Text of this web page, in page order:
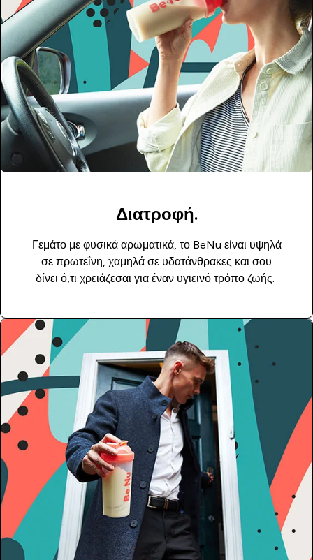
Διατροφή.
Γεμάτο με φυσικά αρωματικά, το BeNu είναι υψηλά
σε πρωτεΐνη, χαμηλά σε υδατάνθρακες και σου
δίνει ό,τι χρειάζεσαι για έναν υγιεινό τρόπο ζωής.